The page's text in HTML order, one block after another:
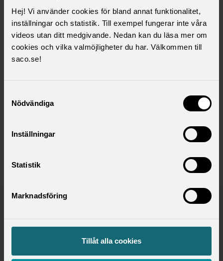
Hej! Vi använder cookies för bland annat funktionalitet,
inställningar och statistik. Till exempel fungerar inte våra
videos utan ditt medgivande. Nedan kan du läsa mer om
cookies och vilka valmöjligheter du har. Välkommen till
saco.se!
Nödvändiga
Inställningar
Statistik
Marknadsföring
Tillåt alla cookies
Letar du efter webbplatsen till den lokala
akademikerföreningen på din arbetsplats? Här hittar
du listan!
Kontaktperson
Pälle Kamali
Kommunikatör
Publicerad:2024-01-16